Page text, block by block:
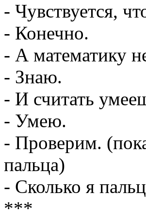
- Чувствуется,
- Конечно.
- А математику
- Знаю.
- И считать
- Умею.
- Проверим.
пальца)
- Сколько я
***